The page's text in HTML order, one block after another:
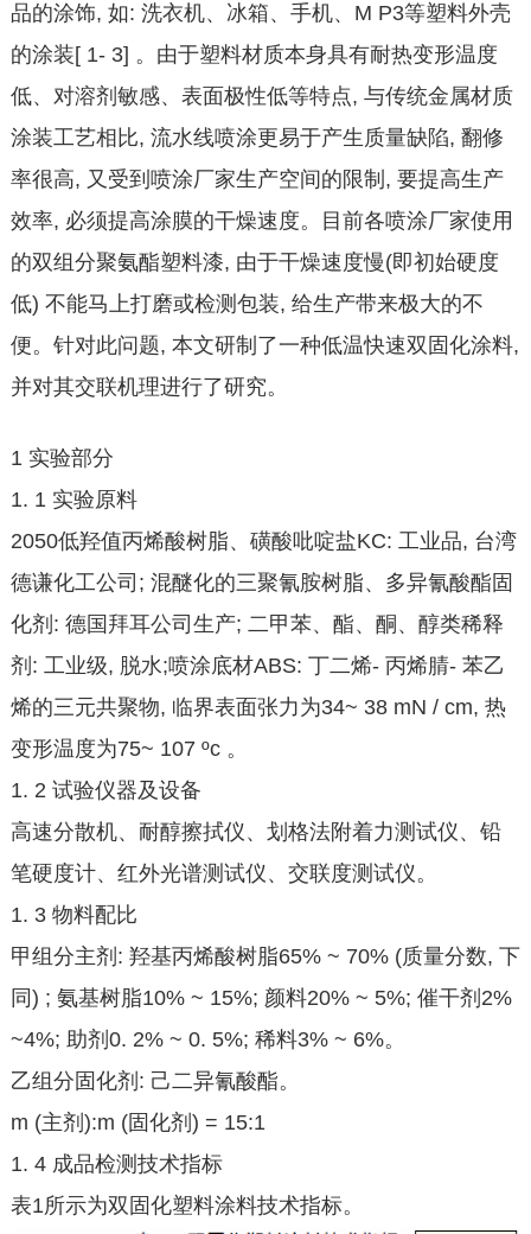
品的涂饰, 如: 洗衣机、冰箱、手机、M P3等塑料外壳
的涂装[ 1- 3] 。由于塑料材质本身具有耐热变形温度
低、对溶剂敏感、表面极性低等特点, 与传统金属材质
涂装工艺相比, 流水线喷涂更易于产生质量缺陷, 翻修
率很高, 又受到喷涂厂家生产空间的限制, 要提高生产
效率, 必须提高涂膜的干燥速度。目前各喷涂厂家使用
的双组分聚氨酯塑料漆, 由于干燥速度慢(即初始硬度
低) 不能马上打磨或检测包装, 给生产带来极大的不
便。针对此问题, 本文研制了一种低温快速双固化涂料,
并对其交联机理进行了研究。
1 实验部分
1. 1 实验原料
2050低羟值丙烯酸树脂、磺酸吡啶盐KC: 工业品, 台湾
德谦化工公司; 混醚化的三聚氰胺树脂、多异氰酸酯固
化剂: 德国拜耳公司生产; 二甲苯、酯、酮、醇类稀释
剂: 工业级, 脱水;喷涂底材ABS: 丁二烯- 丙烯腈- 苯乙
烯的三元共聚物, 临界表面张力为34~ 38 mN / cm, 热
变形温度为75~ 107 ºc 。
1. 2 试验仪器及设备
高速分散机、耐醇擦拭仪、划格法附着力测试仪、铅
笔硬度计、红外光谱测试仪、交联度测试仪。
1. 3 物料配比
甲组分主剂: 羟基丙烯酸树脂65% ~ 70% (质量分数, 下
同) ; 氨基树脂10% ~ 15%; 颜料20% ~ 5%; 催干剂2%
~4%; 助剂0. 2% ~ 0. 5%; 稀料3% ~ 6%。
乙组分固化剂: 己二异氰酸酯。
m (主剂):m (固化剂) = 15:1
1. 4 成品检测技术指标
表1所示为双固化塑料涂料技术指标。